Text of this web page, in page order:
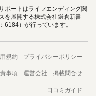
ポートはライフエンディング関
を展開する株式会社鎌倉新書
6184）が行っています。
規約 プライバシーポリシー
事項 運営会社 掲載問合せ
口コミガイド